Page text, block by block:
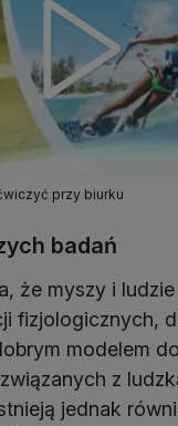
przy biurku
badań
że myszy i
fizjologicznych,
modelem do
z
jednak